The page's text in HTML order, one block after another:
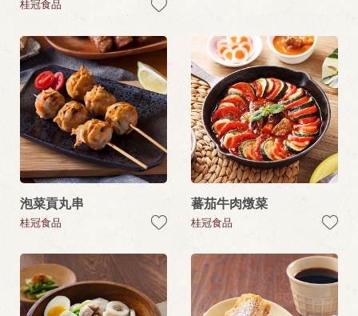
桂冠食品
泡菜貢丸串
桂冠食品
蕃茄牛肉燉菜
桂冠食品